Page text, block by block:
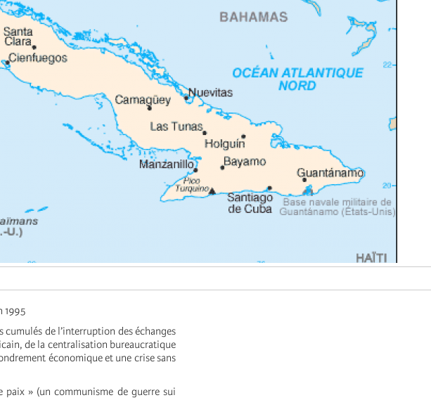
1995
cumulés de l’interruption des échanges
de la centralisation bureaucratique
économique et une crise sans
paix » (un communisme de guerre sui